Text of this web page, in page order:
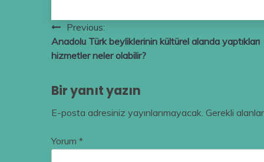
Yazı
gezinmesi
Previous:
Anadolu Türk beyliklerinin kültürel alanda yaptıkları
hizmetler neler olabilir?
Bir yanıt yazın
E-posta adresiniz yayınlanmayacak. Gerekli alanlar
Yorum *